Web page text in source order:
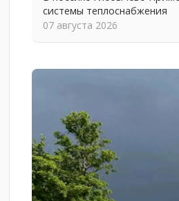
системы теплоснабжения
07 августа 2026